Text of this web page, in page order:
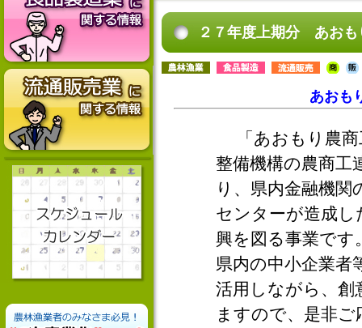
２７年度上期分 あおも
あおも
「あおもり農商
整備機構の農商工
り、県内金融機関
センターが造成し
興を図る事業です
県内の中小企業者
活用しながら、創
ますので、是非